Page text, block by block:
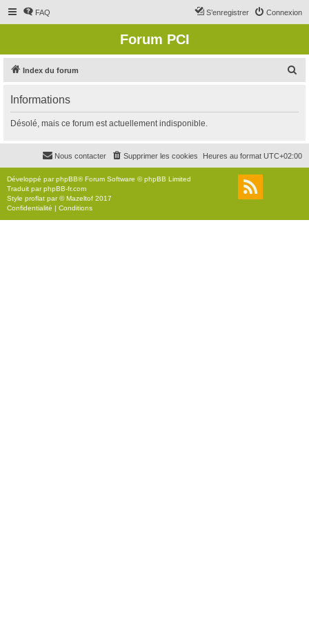
FAQ Connexion
S’enregistrer
Forum PCI
Index du forum
r
c
r
Informations
Désolé, mais ce forum est actuellement indisponible.
Heures au format UTC+02:00
Supprimer les cookies
Nous contacter
Développé parphpBB® Forum Software © phpBB Limited
Traduit parphpBB-fr.com
Style proflat par ©Mazeltof 2017
Confidentialité | Conditions